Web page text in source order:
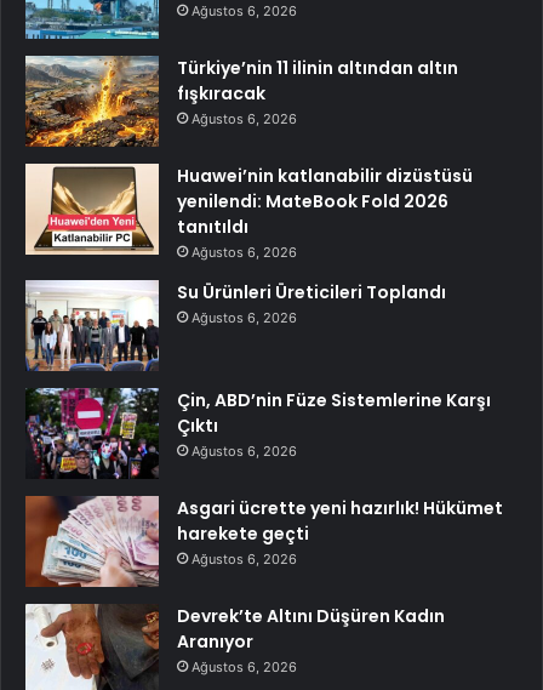
Ağustos 6, 2026
Türkiye’nin 11 ilinin altından altın
fışkıracak
Ağustos 6, 2026
Huawei’nin katlanabilir dizüstüsü
yenilendi: MateBook Fold 2026
tanıtıldı
Ağustos 6, 2026
Su Ürünleri Üreticileri Toplandı
Ağustos 6, 2026
Çin, ABD’nin Füze Sistemlerine Karşı
Çıktı
Ağustos 6, 2026
Asgari ücrette yeni hazırlık! Hükümet
harekete geçti
Ağustos 6, 2026
Devrek’te Altını Düşüren Kadın
Aranıyor
Ağustos 6, 2026